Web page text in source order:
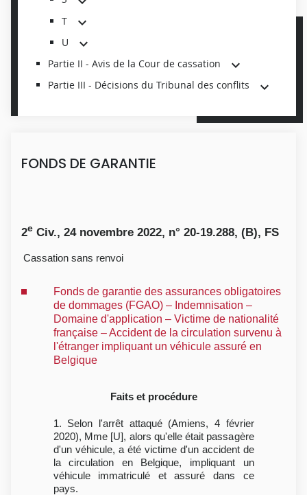
T
U
Partie II - Avis de la Cour de cassation
Partie III - Décisions du Tribunal des conflits
FONDS DE GARANTIE
2e Civ., 24 novembre 2022, n° 20-19.288, (B), FS
Cassation sans renvoi
Fonds de garantie des assurances obligatoires
de dommages (FGAO) – Indemnisation –
Domaine d'application – Victime de nationalité
française – Accident de la circulation survenu à
l'étranger impliquant un véhicule assuré en
Belgique
Faits et procédure
1. Selon l'arrêt attaqué (Amiens, 4 février
2020), Mme [U], alors qu'elle était passagère
d'un véhicule, a été victime d'un accident de
la circulation en Belgique, impliquant un
véhicule immatriculé et assuré dans ce
pays.